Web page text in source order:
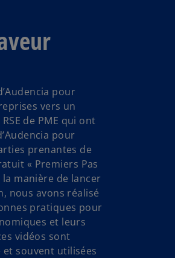
pour
vers un
de PME qui ont
pour
prenantes de
« Premiers Pas
manière de lancer
nous avons réalisé
pratiques pour
et leurs
vidéos sont
souvent utilisées